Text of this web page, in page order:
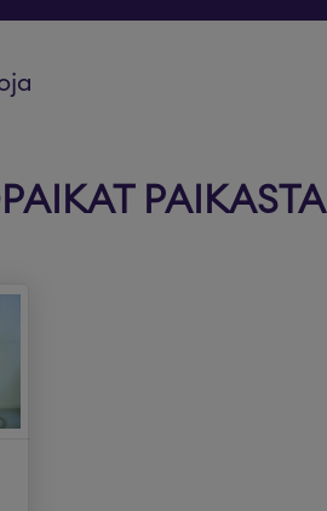
PAIKASTA